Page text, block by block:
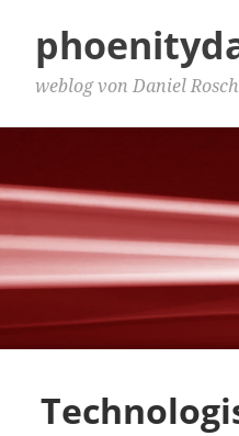
weblog von Daniel